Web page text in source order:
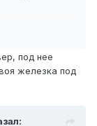
под нее
железка под